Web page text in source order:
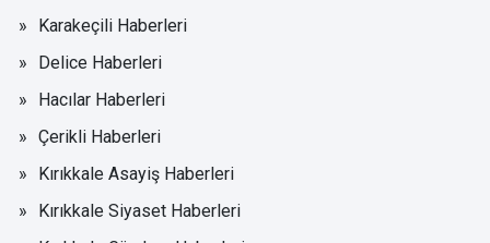
Karakeçili Haberleri
Delice Haberleri
Hacılar Haberleri
Çerikli Haberleri
Kırıkkale Asayiş Haberleri
Kırıkkale Siyaset Haberleri